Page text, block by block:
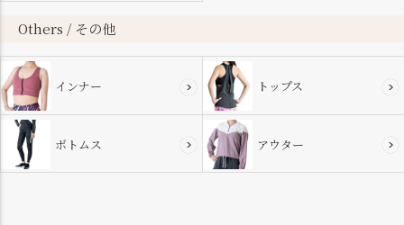
Others / その他
インナー トップス
ボトムス アウター